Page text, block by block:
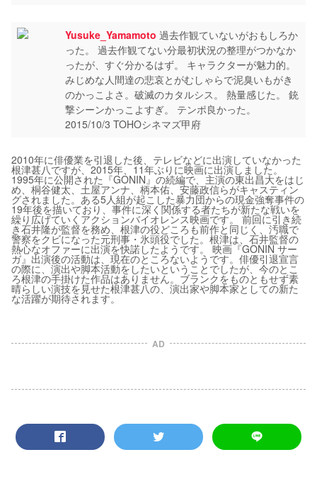
Yusuke_Yamamoto 過去作観ていないがおもしろか
った。 過去作観てない分最初状況の整理がつかなか
ったが、すぐ分かるはず。 キャラクターが魅力的。
みじめな人間達の悲哀とがむしゃらで泥臭いもがき
のかっこよさ。破滅のカタルシス。 熱量感じた。 銃
撃シーンかっこよすぎ。 テンポ良かった。
2015/10/3 TOHOシネマズ甲府
2010年に俳優業を引退した後、テレビなどに出演していなかった
根津甚八ですが、2015年、11年ぶりに映画に出演しました。
1995年に公開された『GONIN』の続編で、主演の東出昌大をはじ
め、桐谷健太、土屋アンナ、柄本佑、安藤政信らがキャスティン
グされました。ある5人組が起こした暴力団からの現金強奪事件の
19年後を描いており、事件に深く関係する者たちが新たな戦いを
繰り広げていくアクションバイオレンス映画です。 前回に引き続
き石井隆が監督を務め、根津の役どころも前作と同じく、汚職で
警察をクビになった元刑事・氷頭役でした。根津は、石井監督の
熱心なオファーに出演を快諾したようです。 映画『GONIN サー
ガ』出演後の活動は、現在のところないようです。俳優引退宣言
の際に、演出や脚本活動をしたいということでしたが、今のとこ
ろ根津の手掛けた作品はありません。ブランクをものともせず素
晴らしい演技を見せた根津甚八の、演出家や脚本家としての新た
な活躍が期待されます。
AD